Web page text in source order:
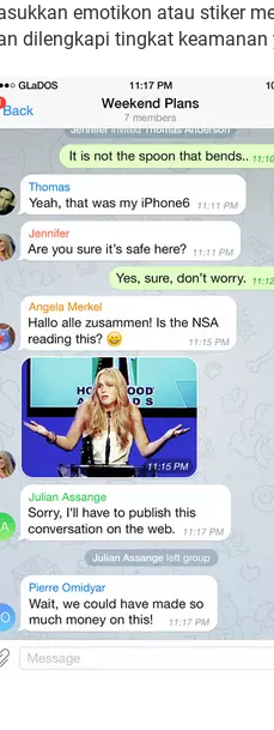
emotikon atau stiker
dilengkapi tingkat keamanan